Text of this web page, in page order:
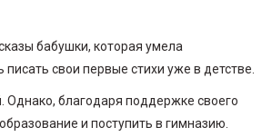
бабушки, которая умела
свои первые стихи уже в детстве.
Однако, благодаря поддержке своего
и поступить в гимназию.